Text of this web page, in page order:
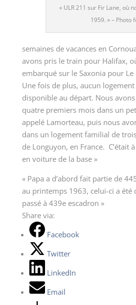
« ULR 211 sur Fir Lane, où
1959. »– Photo
semaines de vacances en
avons pris le train pour Halifax,
embarqué sur le Saxonia pour Le
Une fois de plus, aucun
disponible au départ. Nous
quatre premiers mois dans un
appelé Lamorteau, puis nous
dans un logement familial de
de Longuyon, en France. C’était
en voiture de la base »
« Papa a d’abord fait partie de
au printemps 1963, celui-ci a été
passé à 439e escadron »
Share via:
Facebook
Twitter
LinkedIn
Email